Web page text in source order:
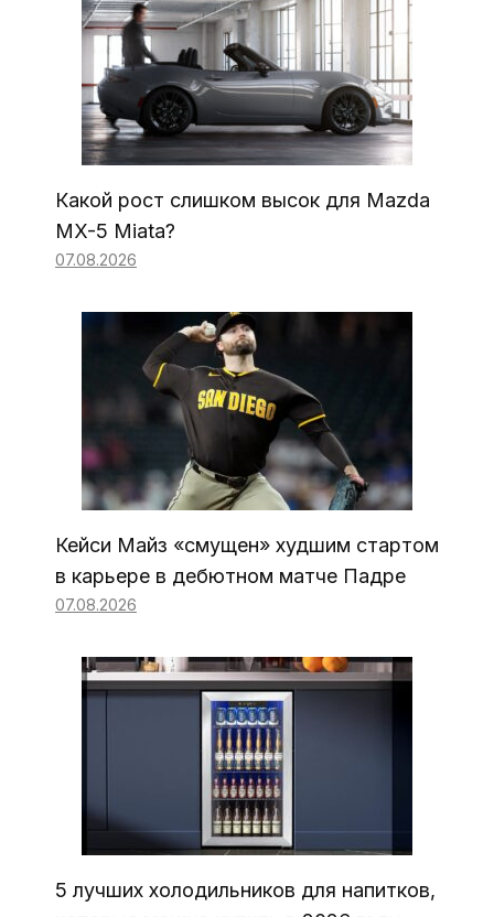
Какой рост слишком высок для Mazda
MX-5 Miata?
07.08.2026
Кейси Майз «смущен» худшим стартом
в карьере в дебютном матче Падре
07.08.2026
5 лучших холодильников для напитков,